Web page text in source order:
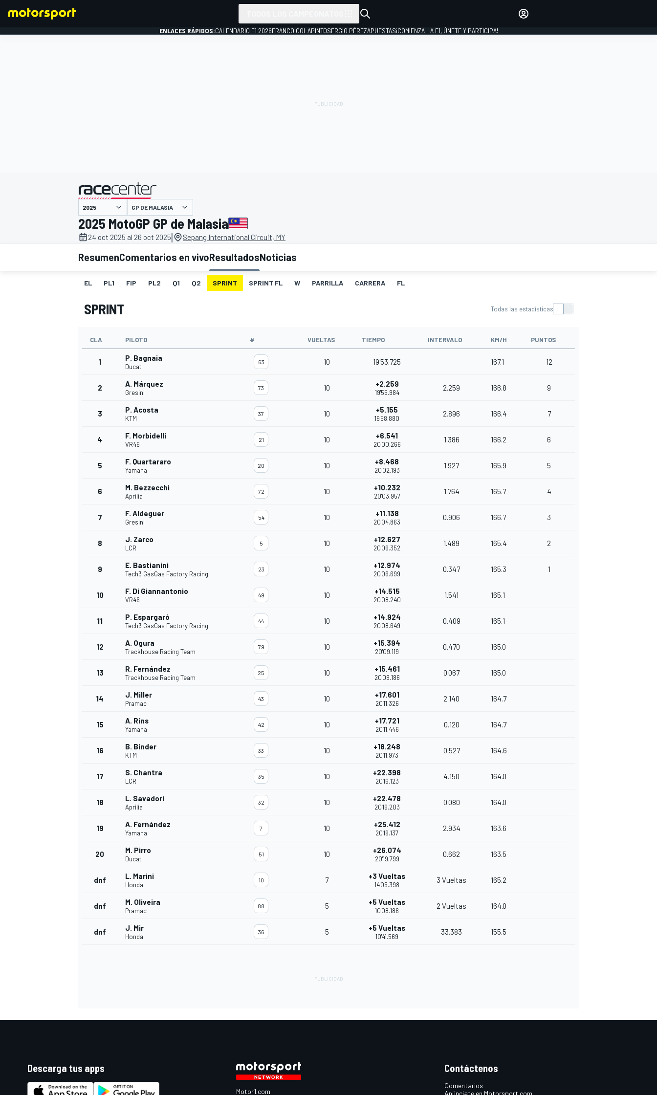
INDYCAR
FÓRMULA E
INICIAR SESIÓN
ENLACES RÁPIDOS:CALENDARIO F1 2026FRANCO COLAPINTOSERGIO PÉREZAPUESTAS¡COMIENZA LA F1, ÚNETE Y PARTICIPA!
presentado por
GP DE MALASIA
2025 MotoGP GP de Malasia
24 oct 2025 al 26 oct 2025| Sepang International Circuit, MY
ResumenComentarios en vivoResultadosNoticias
EL PL1 FIP PL2 Q1 Q2 SPRINT SPRINT FL W PARRILLA CARRERA FL
SPRINT Todas las estadísticas
CLA PILOTO # VUELTAS TIEMPO INTERVALO KM/H PUNTOS
1 P. Bagnaia
Ducati
63 10 19'53.725 167.1 12
2 A. Márquez
Gresini
73 10 +2.259
19'55.984
2.259 166.8 9
3 P. Acosta
KTM
37 10 +5.155
19'58.880
2.896 166.4 7
4 F. Morbidelli
VR46
21 10 +6.541
20'00.266
1.386 166.2 6
5 F. Quartararo
Yamaha
20 10 +8.468
20'02.193
1.927 165.9 5
6 M. Bezzecchi
Aprilia
72 10 +10.232
20'03.957
1.764 165.7 4
7 F. Aldeguer
Gresini
54 10 +11.138
20'04.863
0.906 166.7 3
8 J. Zarco
LCR
5 10 +12.627
20'06.352
1.489 165.4 2
9 E. Bastianini
Tech3 GasGas Factory Racing
23 10 +12.974
20'06.699
0.347 165.3 1
10 F. Di Giannantonio
VR46
49 10 +14.515
20'08.240
1.541 165.1
11 P. Espargaró
Tech3 GasGas Factory Racing
44 10 +14.924
20'08.649
0.409 165.1
12 A. Ogura
Trackhouse Racing Team
79 10 +15.394
20'09.119
0.470 165.0
13 R. Fernández
Trackhouse Racing Team
25 10 +15.461
20'09.186
0.067 165.0
14 J. Miller
Pramac
43 10 +17.601
20'11.326
2.140 164.7
15 A. Rins
Yamaha
42 10 +17.721
20'11.446
0.120 164.7
16 B. Binder
KTM
33 10 +18.248
20'11.973
0.527 164.6
17 S. Chantra
LCR
35 10 +22.398
20'16.123
4.150 164.0
18 L. Savadori
Aprilia
32 10 +22.478
20'16.203
0.080 164.0
19 A. Fernández
Yamaha
7 10 +25.412
20'19.137
2.934 163.6
20 M. Pirro
Ducati
51 10 +26.074
20'19.799
0.662 163.5
dnf L. Marini
Honda
10 7 +3 Vueltas
14'05.398
3 Vueltas 165.2
dnf M. Oliveira
Pramac
88 5 +5 Vueltas
10'08.186
2 Vueltas 164.0
dnf J. Mir
Honda
36 5 +5 Vueltas
10'41.569
33.383 155.5
Descarga tus apps
Motor1.com
Contáctenos
Comentarios
Anúnciate en Motorsport.com